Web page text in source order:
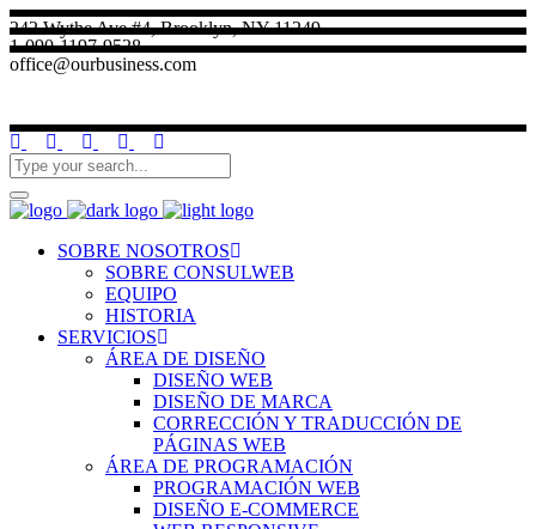
242 Wythe Ave #4, Brooklyn, NY 11249
1-090-1197-9528
office@ourbusiness.com
SOBRE NOSOTROS
SOBRE CONSULWEB
EQUIPO
HISTORIA
SERVICIOS
ÁREA DE DISEÑO
DISEÑO WEB
DISEÑO DE MARCA
CORRECCIÓN Y TRADUCCIÓN DE
PÁGINAS WEB
ÁREA DE PROGRAMACIÓN
PROGRAMACIÓN WEB
DISEÑO E-COMMERCE